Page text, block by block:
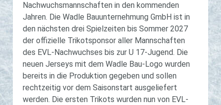
Nachwuchsmannschaften in den kommenden
Jahren. Die Wadle Bauunternehmung GmbH ist in
den nächsten drei Spielzeiten bis Sommer 2027
der offizielle Trikotsponsor aller Mannschaften
des EVL-Nachwuchses bis zur U 17-Jugend. Die
neuen Jerseys mit dem Wadle Bau-Logo wurden
bereits in die Produktion gegeben und sollen
rechtzeitig vor dem Saisonstart ausgeliefert
werden. Die ersten Trikots wurden nun von EVL-